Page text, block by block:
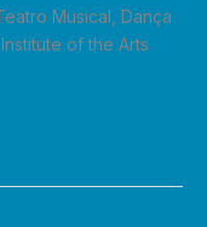
Musical, Dança
of the Arts